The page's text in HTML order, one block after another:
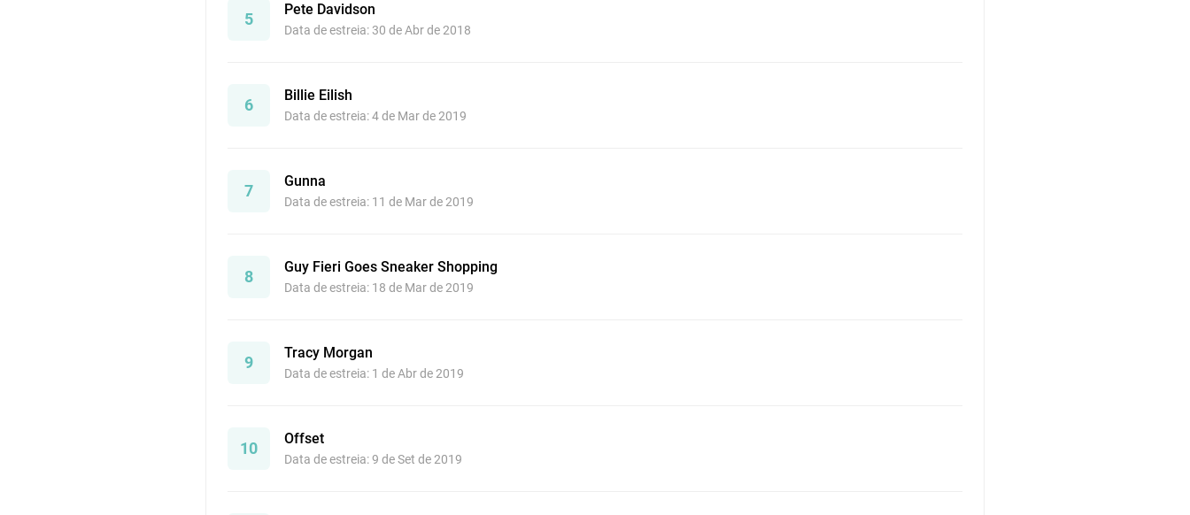
5
Pete Davidson
Data de estreia: 30 de Abr de 2018
6
Billie Eilish
Data de estreia: 4 de Mar de 2019
7
Gunna
Data de estreia: 11 de Mar de 2019
8
Guy Fieri Goes Sneaker Shopping
Data de estreia: 18 de Mar de 2019
9
Tracy Morgan
Data de estreia: 1 de Abr de 2019
10
Offset
Data de estreia: 9 de Set de 2019